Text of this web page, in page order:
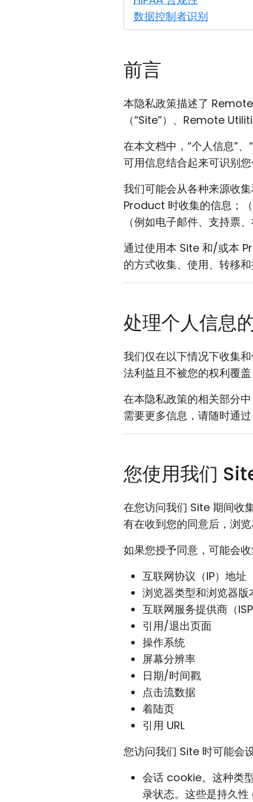
数据控制者识别
前言
本隐私政策描述了
（“Site”）、Remote
在本文档中，“个人信息”
可用信息结合起来可识别您
我们可能会从各种来源收
Product 时收集的信息；
（例如电子邮件、支持票
通过使用本 Site 和/或本
的方式收集、使用、转移和
处理个人信息
我们仅在以下情况下收集
法利益且不被您的权利覆
在本隐私政策的相关部分
需要更多信息，请随时通过
您使用我们
在您访问我们 Site 期间收
有在收到您的同意后，浏
如果您授予同意，可能会收
互联网协议（IP）地址
浏览器类型和浏览器版
互联网服务提供商（ISP
引用/退出页面
操作系统
屏幕分辨率
日期/时间戳
点击流数据
着陆页
引用 URL
您访问我们 Site 时可能会
会话 cookie。这种类
录状态。这些是持久性